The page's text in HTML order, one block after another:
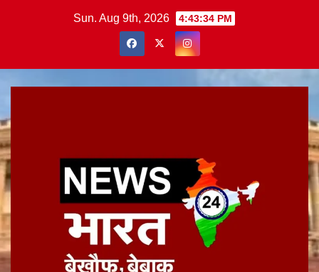
Sun. Aug 9th, 2026 4:43:35 PM